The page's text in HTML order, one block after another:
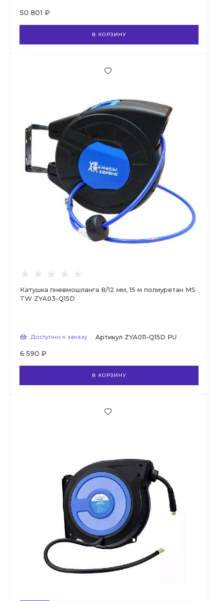
50 801 ₽
В КОРЗИНУ
Катушка пневмошланга 8/12 мм, 15 м полиуретан MS
TW ZYA03-Q15D
Доступно к заказу Артикул ZYA011-Q15D PU
6 590 ₽
В КОРЗИНУ